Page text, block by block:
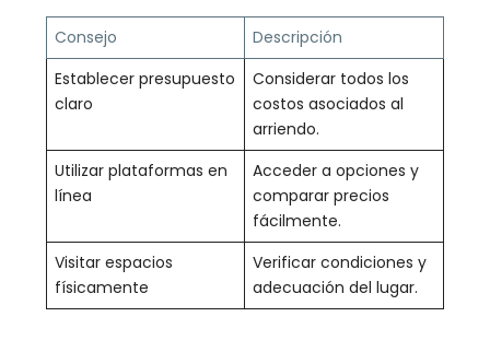
Consejo
Descripción
Establecer presupuesto
claro
Considerar todos los
costos asociados al
arriendo.
Utilizar plataformas en
línea
Acceder a opciones y
comparar precios
fácilmente.
Visitar espacios
físicamente
Verificar condiciones y
adecuación del lugar.